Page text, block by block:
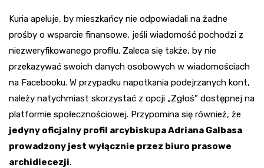
Kuria apeluje, by mieszkańcy nie odpowiadali na żadne
prośby o wsparcie finansowe, jeśli wiadomość pochodzi z
niezweryfikowanego profilu. Zaleca się także, by nie
przekazywać swoich danych osobowych w wiadomościach
na Facebooku. W przypadku napotkania podejrzanych kont,
należy natychmiast skorzystać z opcji „Zgłoś” dostępnej na
platformie społecznościowej. Przypomina się również, że
jedyny oficjalny profil arcybiskupa Adriana Galbasa
prowadzony jest wyłącznie przez biuro prasowe
archidiecezji.